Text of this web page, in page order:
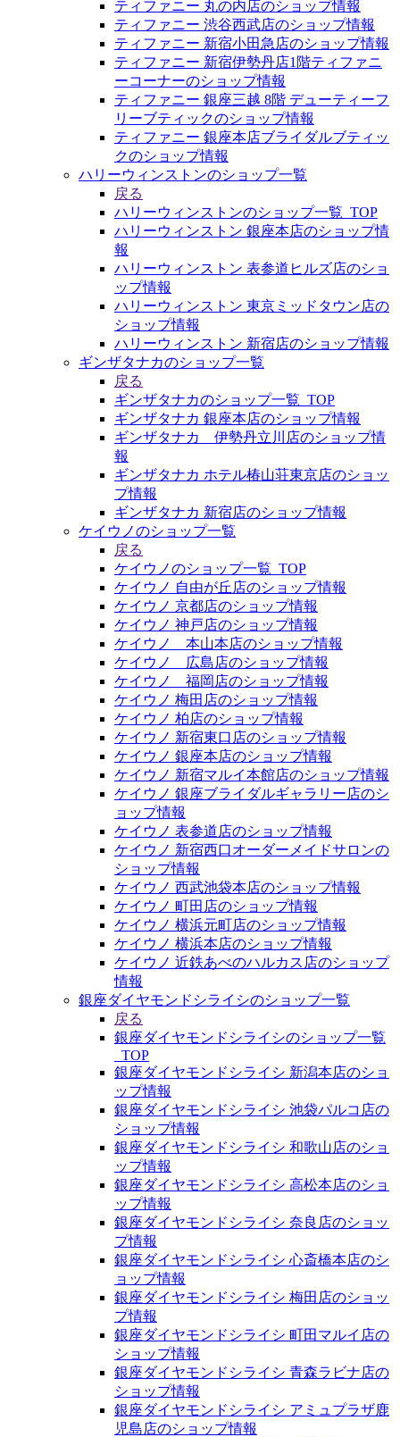
ティファニー 丸の内店のショップ情報
ティファニー 渋谷西武店のショップ情報
ティファニー 新宿小田急店のショップ情報
ティファニー 新宿伊勢丹店1階ティファニ
ーコーナーのショップ情報
ティファニー 銀座三越 8階 デューティーフ
リーブティックのショップ情報
ティファニー 銀座本店ブライダルブティッ
クのショップ情報
ハリーウィンストンのショップ一覧
戻る
ハリーウィンストンのショップ一覧_TOP
ハリーウィンストン 銀座本店のショップ情
報
ハリーウィンストン 表参道ヒルズ店のショ
ップ情報
ハリーウィンストン 東京ミッドタウン店の
ショップ情報
ハリーウィンストン 新宿店のショップ情報
ギンザタナカのショップ一覧
戻る
ギンザタナカのショップ一覧_TOP
ギンザタナカ 銀座本店のショップ情報
ギンザタナカ 伊勢丹立川店のショップ情
報
ギンザタナカ ホテル椿山荘東京店のショッ
プ情報
ギンザタナカ 新宿店のショップ情報
ケイウノのショップ一覧
戻る
ケイウノのショップ一覧_TOP
ケイウノ 自由が丘店のショップ情報
ケイウノ 京都店のショップ情報
ケイウノ 神戸店のショップ情報
ケイウノ 本山本店のショップ情報
ケイウノ 広島店のショップ情報
ケイウノ 福岡店のショップ情報
ケイウノ 梅田店のショップ情報
ケイウノ 柏店のショップ情報
ケイウノ 新宿東口店のショップ情報
ケイウノ 銀座本店のショップ情報
ケイウノ 新宿マルイ本館店のショップ情報
ケイウノ 銀座ブライダルギャラリー店のシ
ョップ情報
ケイウノ 表参道店のショップ情報
ケイウノ 新宿西口オーダーメイドサロンの
ショップ情報
ケイウノ 西武池袋本店のショップ情報
ケイウノ 町田店のショップ情報
ケイウノ 横浜元町店のショップ情報
ケイウノ 横浜本店のショップ情報
ケイウノ 近鉄あべのハルカス店のショップ
情報
銀座ダイヤモンドシライシのショップ一覧
戻る
銀座ダイヤモンドシライシのショップ一覧
_TOP
銀座ダイヤモンドシライシ 新潟本店のショ
ップ情報
銀座ダイヤモンドシライシ 池袋パルコ店の
ショップ情報
銀座ダイヤモンドシライシ 和歌山店のショ
ップ情報
銀座ダイヤモンドシライシ 高松本店のショ
ップ情報
銀座ダイヤモンドシライシ 奈良店のショッ
プ情報
銀座ダイヤモンドシライシ 心斎橋本店のシ
ョップ情報
銀座ダイヤモンドシライシ 梅田店のショッ
プ情報
銀座ダイヤモンドシライシ 町田マルイ店の
ショップ情報
銀座ダイヤモンドシライシ 青森ラビナ店の
ショップ情報
銀座ダイヤモンドシライシ アミュプラザ鹿
児島店のショップ情報